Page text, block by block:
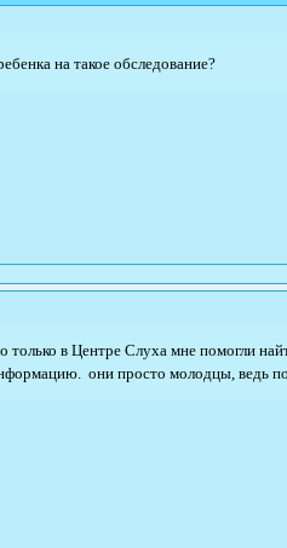
на такое обследование?
в Центре Слуха мне помогли
они просто молодцы, ведь